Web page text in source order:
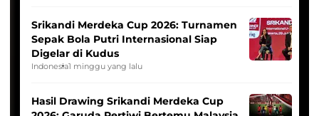
Srikandi Merdeka Cup 2026: Turnamen
Sepak Bola Putri Internasional Siap
Digelar di Kudus
Indonesia1 minggu yang lalu
Hasil Drawing Srikandi Merdeka Cup